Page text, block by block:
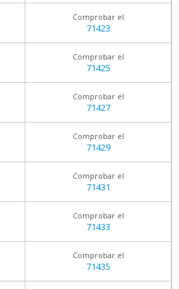
Comprobar el
71423
Comprobar el
71425
Comprobar el
71427
Comprobar el
71429
Comprobar el
71431
Comprobar el
71433
Comprobar el
71435